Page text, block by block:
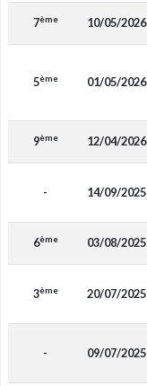
7ème 10/05/2026
5ème 01/05/2026
9ème 12/04/2026
- 14/09/2025
6ème 03/08/2025
3ème 20/07/2025
- 09/07/2025